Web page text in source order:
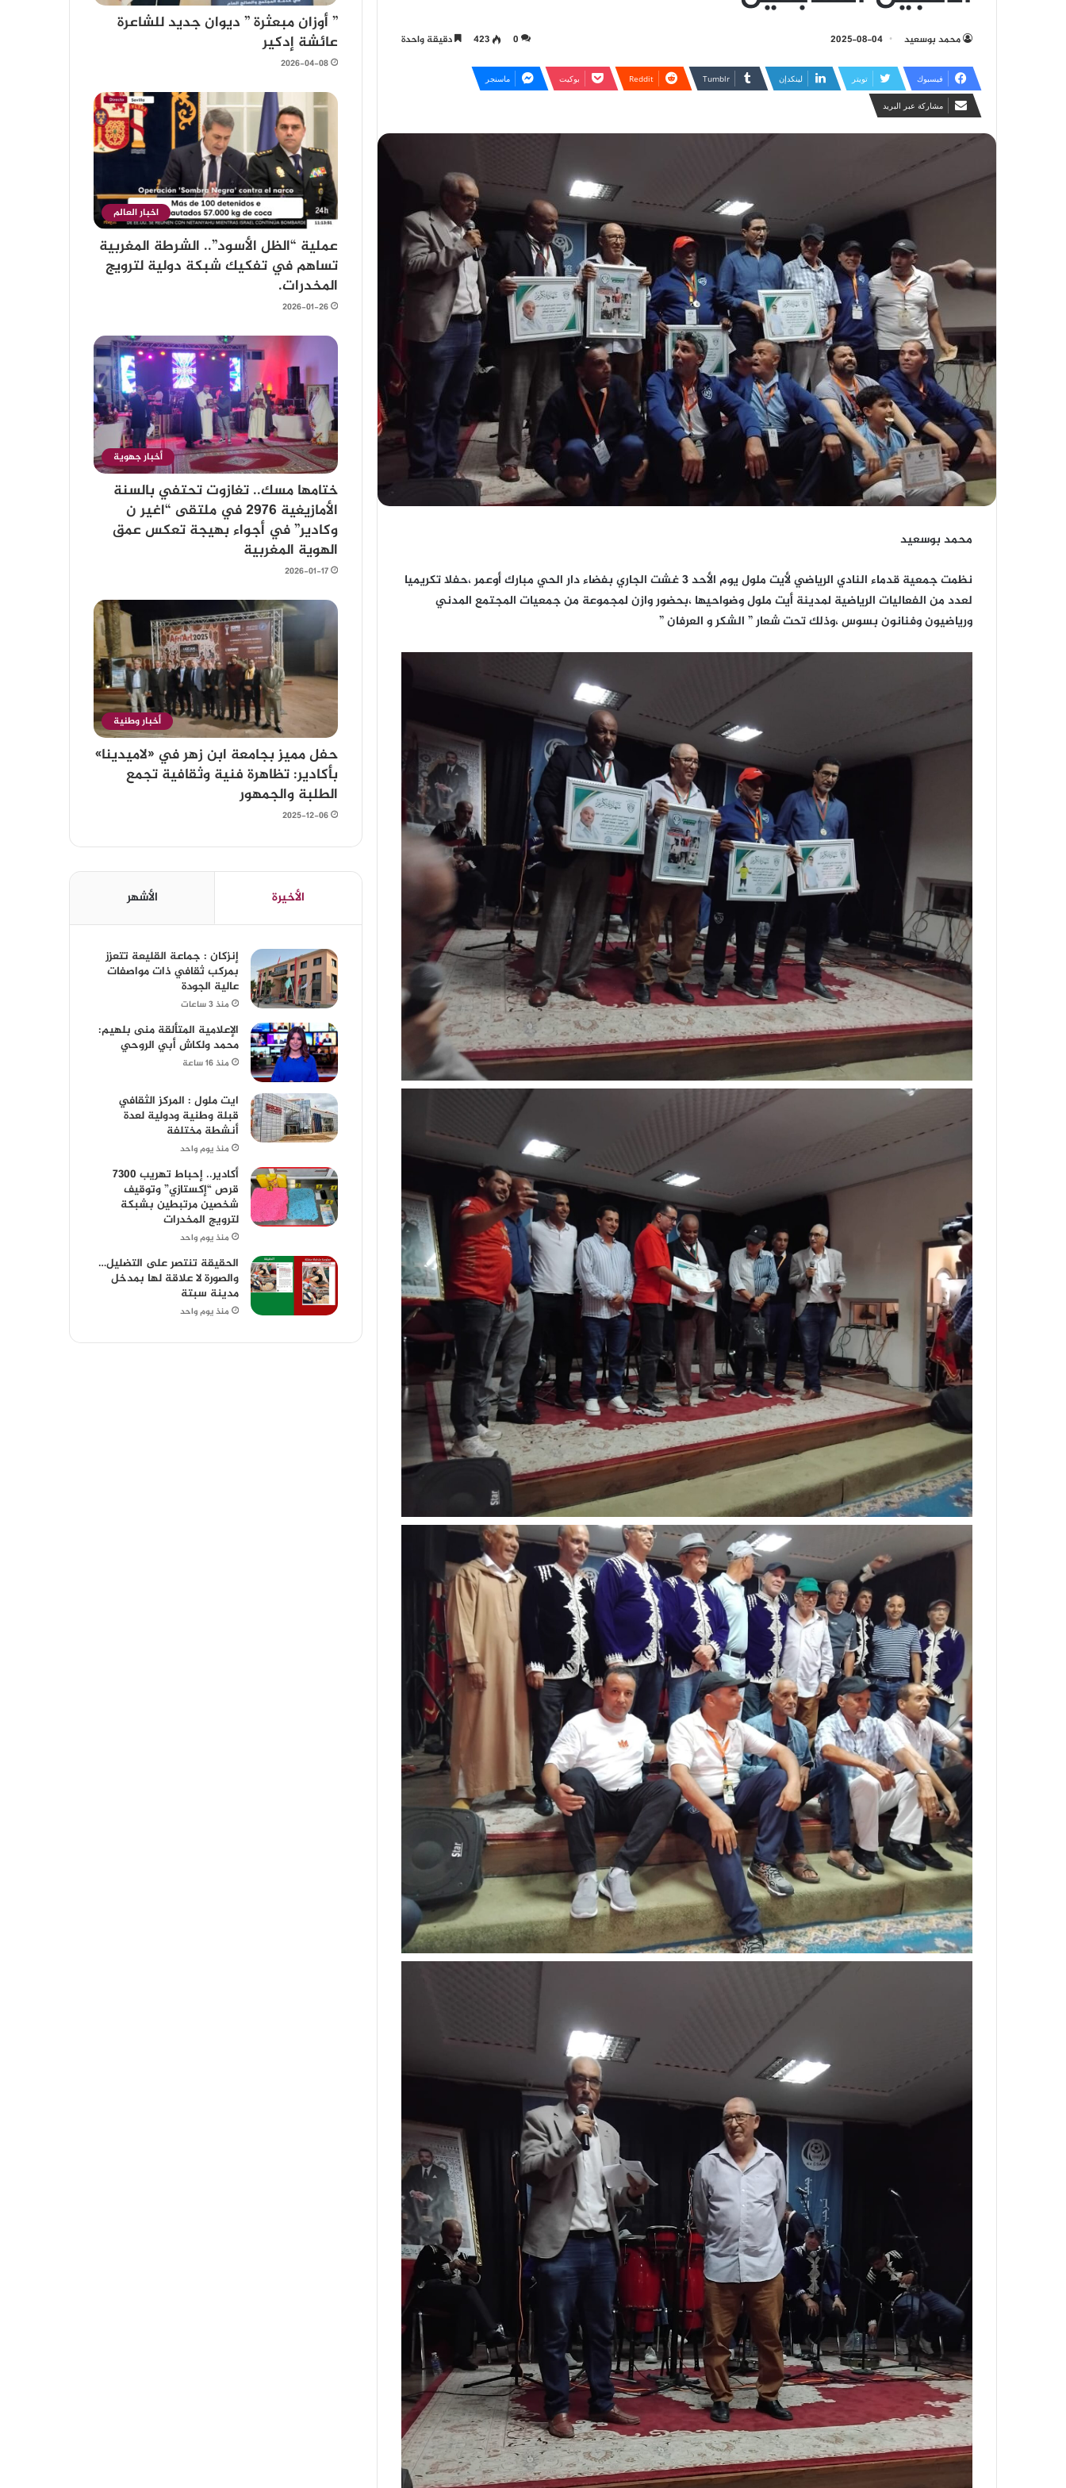
محمد بوسعيد 2025-08-04
0
423 دقيقة واحدة
فيسبوك تويتر لينكدإن بوكيت ماسنجر
مشاركة عبر البريد
محمد بوسعيد
نظمت جمعية قدماء النادي الرياضي لأيت ملول يوم الأحد 3 غشت الجاري بفضاء دار الحي مبارك أوعمر ،حفلا تكريميا
لعدد من الفعاليات الرياضية لمدينة أيت ملول وضواحيها ،بحضور وازن لمجموعة من جمعيات المجتمع المدني
ورياضيون وفنانون بسوس ،وذلك تحت شعار ” الشكر و العرفان ”
” أوزان مبعثرة ” ديوان جديد للشاعرة
عائشة إدكير
2026-04-08
اخبار العالم
عملية “الظل الأسود”.. الشرطة المغربية
تساهم في تفكيك شبكة دولية لترويج
المخدرات.
2026-01-26
أخبار جهوية
ختامها مسك.. تغازوت تحتفي بالسنة
الأمازيغية 2976 في ملتقى “اغير ن
وكادير” في أجواء بهيجة تعكس عمق
الهوية المغربية
2026-01-17
أخبار وطنية
حفل مميز بجامعة ابن زهر في «لاميدينا»
بأكادير: تظاهرة فنية وثقافية تجمع
الطلبة والجمهور
2025-12-06
الأخيرة الأشهر
إنزكان : جماعة القليعة تتعزز
بمركب ثقافي ذات مواصفات
عالية الجودة
منذ 3 ساعات
الإعلامية المتألقة منى بلهيم:
محمد ولكاش أبي الروحي
منذ 16 ساعة
ايت ملول : المركز الثقافي
قبلة وطنية ودولية لعدة
أنشطة مختلفة
منذ يوم واحد
أكادير.. إحباط تهريب 7300
قرص “إكستازي” وتوقيف
شخصين مرتبطين بشبكة
لترويج المخدرات
منذ يوم واحد
الحقيقة تنتصر على التضليل…
والصورة لا علاقة لها بمدخل
مدينة سبتة
منذ يوم واحد